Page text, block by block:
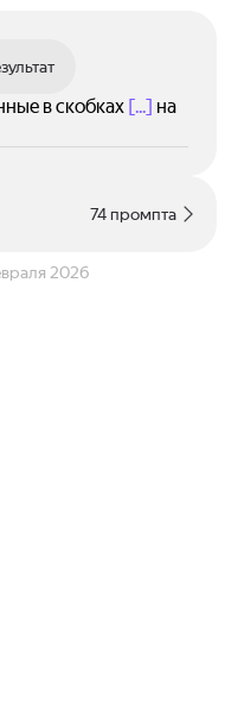
в скобках [...] на
74 промпта
2026